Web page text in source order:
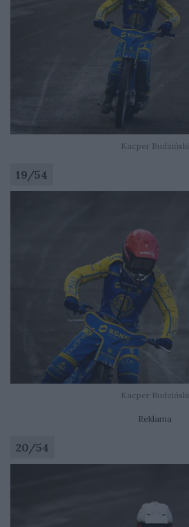
Kacper Budziński
19/54
Kacper Budziński
Reklama
20/54